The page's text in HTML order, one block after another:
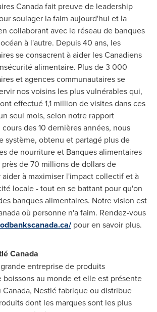
Canadafait preuve de leadership
soulager la faim aujourd'hui et la
collaborant avec le réseau de banques
à l'autre. Depuis 40 ans, les
se consacrent à aider les Canadiens
alimentaire. Plus de 3 000
et agences communautaires se
nos voisins les plus vulnérables qui,
effectué 1,1 million de visites dans ces
seul mois, selon notre rapport
des 10 dernières années, nous
système, obtenu et partagé plus de
de nourriture et Banques alimentaires
près de 70 millions de dollars de
à maximiser l'impact collectif et à
locale - tout en se battant pour qu'on
banques alimentaires. Notre vision est
où personne n'a faim. Rendez-vous
pour en savoir plus.
Canada
entreprise de produits
boissons au monde et elle est présente
Canada, Nestlé fabrique ou distribue
dont les marques sont les plus